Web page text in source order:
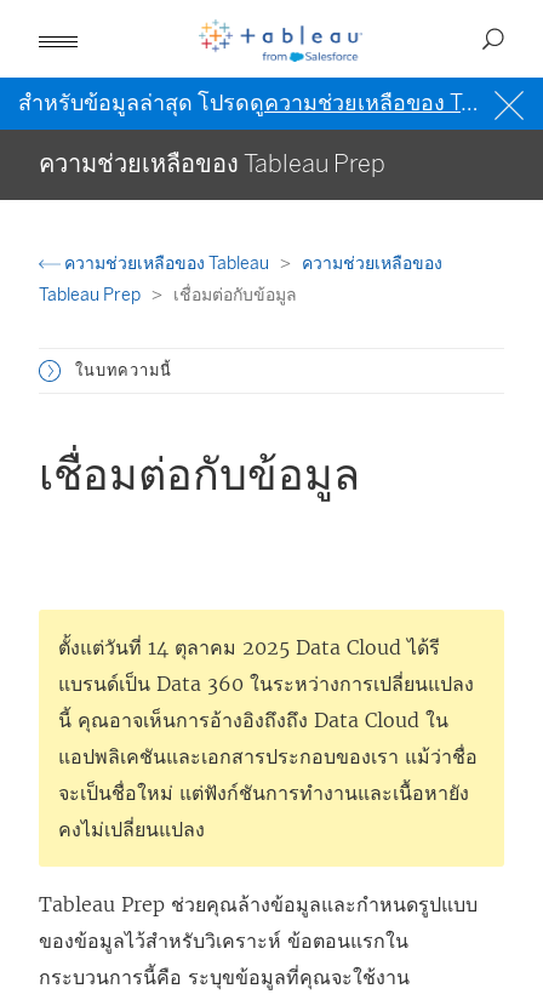
สำหรับข้อมูลล่าสุด โปรดดูความช่วยเหลือของ Tableau เป็นภาษาอังกฤษ (สหรัฐอเมริกา)
ความช่วยเหลือของ Tableau Prep
ความช่วยเหลือของ Tableau
ความช่วยเหลือของ
Tableau Prep
เชื่อมต่อกับข้อมูล
ในบทความนี้
เชื่อมต่อกับข้อมูล
ตั้งแต่วันที่ 14 ตุลาคม 2025 Data Cloud ได้รี
แบรนด์เป็น Data 360 ในระหว่างการเปลี่ยนแปลง
นี้ คุณอาจเห็นการอ้างอิงถึงถึง Data Cloud ใน
แอปพลิเคชันและเอกสารประกอบของเรา แม้ว่าชื่อ
จะเป็นชื่อใหม่ แต่ฟังก์ชันการทํางานและเนื้อหายัง
คงไม่เปลี่ยนแปลง
Tableau Prep ช่วยคุณล้างข้อมูลและกำหนดรูปแบบ
ของข้อมูลไว้สำหรับวิเคราะห์ ข้อตอนแรกใน
กระบวนการนี้คือ ระบุขข้อมูลที่คุณจะใช้งาน